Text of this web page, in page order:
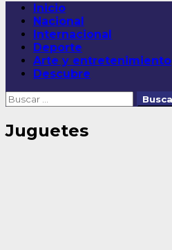
Menú
principal
Inicio
Nacional
Internacional
Deporte
Arte y entretenimiento
Descubre
Buscar:
Juguetes